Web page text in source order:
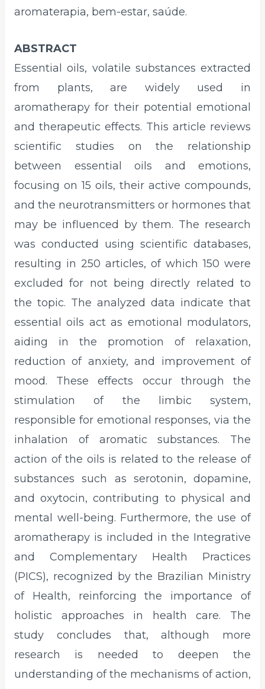
aromaterapia, bem-estar, saúde.
ABSTRACT
Essential oils, volatile substances extracted
from plants, are widely used in
aromatherapy for their potential emotional
and therapeutic effects. This article reviews
scientific studies on the relationship
between essential oils and emotions,
focusing on 15 oils, their active compounds,
and the neurotransmitters or hormones that
may be influenced by them. The research
was conducted using scientific databases,
resulting in 250 articles, of which 150 were
excluded for not being directly related to
the topic. The analyzed data indicate that
essential oils act as emotional modulators,
aiding in the promotion of relaxation,
reduction of anxiety, and improvement of
mood. These effects occur through the
stimulation of the limbic system,
responsible for emotional responses, via the
inhalation of aromatic substances. The
action of the oils is related to the release of
substances such as serotonin, dopamine,
and oxytocin, contributing to physical and
mental well-being. Furthermore, the use of
aromatherapy is included in the Integrative
and Complementary Health Practices
(PICS), recognized by the Brazilian Ministry
of Health, reinforcing the importance of
holistic approaches in health care. The
study concludes that, although more
research is needed to deepen the
understanding of the mechanisms of action,